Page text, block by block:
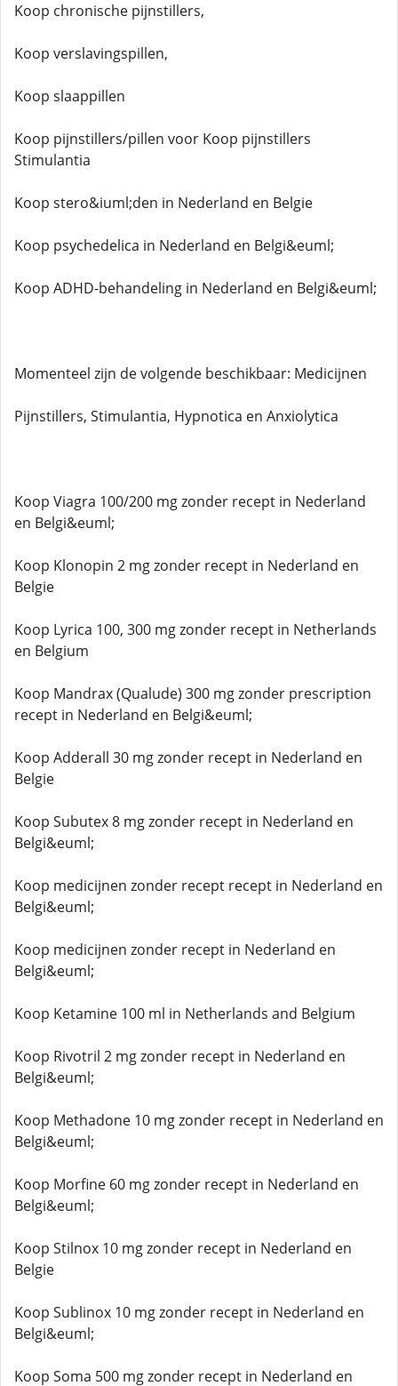
Koop chronische pijnstillers,
Koop verslavingspillen,
Koop slaappillen
Koop pijnstillers/pillen voor Koop pijnstillers
Stimulantia
Koop stero&iuml;den in Nederland en Belgie
Koop psychedelica in Nederland en Belgi&euml;
Koop ADHD-behandeling in Nederland en Belgi&euml;
Momenteel zijn de volgende beschikbaar: Medicijnen
Pijnstillers, Stimulantia, Hypnotica en Anxiolytica
Koop Viagra 100/200 mg zonder recept in Nederland
en Belgi&euml;
Koop Klonopin 2 mg zonder recept in Nederland en
Belgie
Koop Lyrica 100, 300 mg zonder recept in Netherlands
en Belgium
Koop Mandrax (Qualude) 300 mg zonder prescription
recept in Nederland en Belgi&euml;
Koop Adderall 30 mg zonder recept in Nederland en
Belgie
Koop Subutex 8 mg zonder recept in Nederland en
Belgi&euml;
Koop medicijnen zonder recept recept in Nederland en
Belgi&euml;
Koop medicijnen zonder recept in Nederland en
Belgi&euml;
Koop Ketamine 100 ml in Netherlands and Belgium
Koop Rivotril 2 mg zonder recept in Nederland en
Belgi&euml;
Koop Methadone 10 mg zonder recept in Nederland en
Belgi&euml;
Koop Morfine 60 mg zonder recept in Nederland en
Belgi&euml;
Koop Stilnox 10 mg zonder recept in Nederland en
Belgie
Koop Sublinox 10 mg zonder recept in Nederland en
Belgi&euml;
Koop Soma 500 mg zonder recept in Nederland en